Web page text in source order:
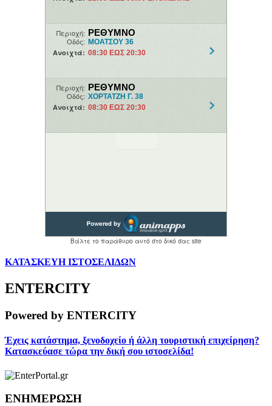
ΚΑΤΑΣΚΕΥΗ ΙΣΤΟΣΕΛΙΔΩΝ
ENTERCITY
Powered by ENTERCITY
Έχεις κατάστημα, ξενοδοχείο ή άλλη τουριστική επιχείρηση?
Κατασκεύασε τώρα την δική σου ιστοσελίδα!
ΕΝΗΜΕΡΩΣΗ